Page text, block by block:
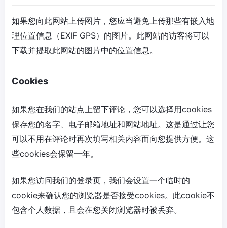
如果您向此网站上传图片，您应当避免上传那些有嵌入地
理位置信息（EXIF GPS）的图片。此网站的访客将可以
下载并提取此网站的图片中的位置信息。
Cookies
如果您在我们的站点上留下评论，您可以选择用cookies
保存您的名字、电子邮箱地址和网站地址。这是通过让您
可以不用在评论时再次填写相关内容而向您提供方便。这
些cookies会保留一年。
如果您访问我们的登录页，我们会设置一个临时的
cookie来确认您的浏览器是否接受cookies。此cookie不
包含个人数据，且会在您关闭浏览器时被丢弃。